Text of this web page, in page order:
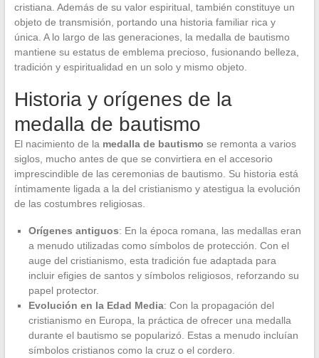
cristiana. Además de su valor espiritual, también constituye un
objeto de transmisión, portando una historia familiar rica y
única. A lo largo de las generaciones, la medalla de bautismo
mantiene su estatus de emblema precioso, fusionando belleza,
tradición y espiritualidad en un solo y mismo objeto.
Historia y orígenes de la
medalla de bautismo
El nacimiento de la medalla de bautismo se remonta a varios
siglos, mucho antes de que se convirtiera en el accesorio
imprescindible de las ceremonias de bautismo. Su historia está
íntimamente ligada a la del cristianismo y atestigua la evolución
de las costumbres religiosas.
Orígenes antiguos: En la época romana, las medallas eran
a menudo utilizadas como símbolos de protección. Con el
auge del cristianismo, esta tradición fue adaptada para
incluir efigies de santos y símbolos religiosos, reforzando su
papel protector.
Evolución en la Edad Media: Con la propagación del
cristianismo en Europa, la práctica de ofrecer una medalla
durante el bautismo se popularizó. Estas a menudo incluían
símbolos cristianos como la cruz o el cordero.